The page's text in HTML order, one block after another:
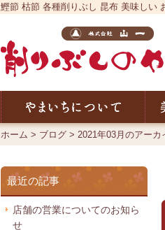
鰹節 枯節 各種削りぶし 昆布 美味しい
やま
ホーム > ブログ > 2021年03月のアーカ
最近の記事
店舗の営業についてのお知ら
せ